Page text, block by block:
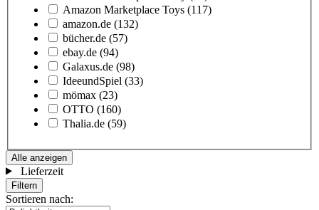
Amazon Marketplace Toys (117)
amazon.de (132)
bücher.de (57)
ebay.de (94)
Galaxus.de (98)
IdeeundSpiel (33)
mömax (23)
OTTO (160)
Thalia.de (59)
Alle anzeigen
Lieferzeit
Filtern
Sortieren nach: